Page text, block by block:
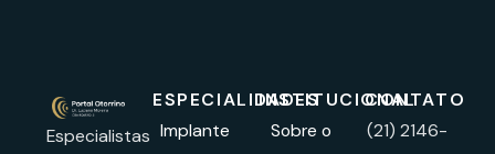
Especialistas
ESPECIALIDADES
Implante
INSTITUCIONAL
Sobre o
CONTATO
(21) 2146-